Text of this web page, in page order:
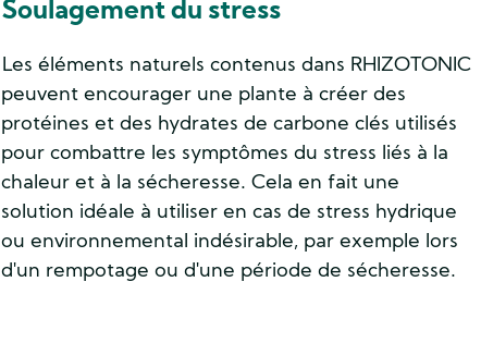
Soulagement du stress
Les éléments naturels contenus dans RHIZOTONIC
peuvent encourager une plante à créer des
protéines et des hydrates de carbone clés utilisés
pour combattre les symptômes du stress liés à la
chaleur et à la sécheresse. Cela en fait une
solution idéale à utiliser en cas de stress hydrique
ou environnemental indésirable, par exemple lors
d'un rempotage ou d'une période de sécheresse.